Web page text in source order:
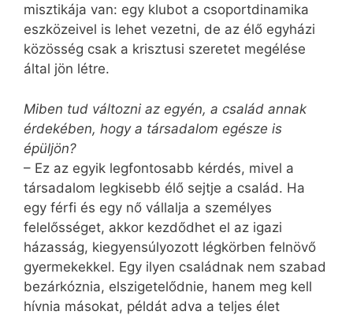
misztikája van: egy klubot a csoportdinamika
eszközeivel is lehet vezetni, de az élő egyházi
közösség csak a krisztusi szeretet megélése
által jön létre.
Miben tud változni az egyén, a család annak
érdekében, hogy a társadalom egésze is
épüljön?
– Ez az egyik legfontosabb kérdés, mivel a
társadalom legkisebb élő sejtje a család. Ha
egy férfi és egy nő vállalja a személyes
felelősséget, akkor kezdődhet el az igazi
házasság, kiegyensúlyozott légkörben felnövő
gyermekekkel. Egy ilyen családnak nem szabad
bezárkóznia, elszigetelődnie, hanem meg kell
hívnia másokat, példát adva a teljes élet